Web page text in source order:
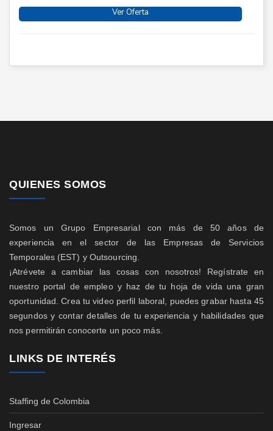
Ver Oferta
QUIENES SOMOS
Somos un Grupo Empresarial con más de 50 años de
experiencia en el sector de las Empresas de Servicios
Temporales (EST) y Outsourcing.
¡Atrévete a cambiar las cosas con nosotros! Regístrate en
nuestro portal de empleo y haz de tu hoja de vida una gran
oportunidad. Crea tu video perfil laboral, puedes grabar hasta 45
segundos y contar detalles de tu experiencia y habilidades que
nos permitirán conocerte un poco más.
LINKS DE INTERÉS
Staffing de Colombia
Ingresar